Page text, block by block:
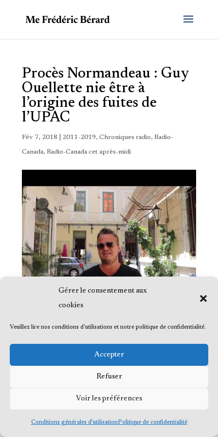
Gérer le consentement aux
cookies
Veuillez lire nos conditions d'utilisations et notre politique de confidentialité.
Accepter
Refuser
Voir les préférences
Conditions générales d’utilisationPolitique de confidentialité
Procès Normandeau : Guy
Ouellette nie être à
l’origine des fuites de
l’UPAC
Fév 7, 2018 2011-2019, Chroniques radio, Radio-
Canada, Radio-Canada cet après-midi
réservés